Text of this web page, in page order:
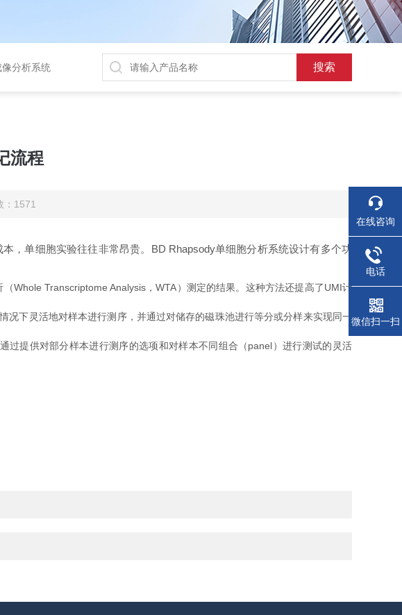
分析系统
流程
1571
，单细胞实验往往非常昂贵。BD Rhapsody单细胞分析系统设计有多个功
Whole Transcriptome Analysis，WTA）测定的结果。这种方法还提高了UMI计
下灵活地对样本进行测序，并通过对储存的磁珠池进行等分或分样来实现同一
提供对部分样本进行测序的选项和对样本不同组合（panel）进行测试的灵活
在线咨询
电话
微信扫一扫